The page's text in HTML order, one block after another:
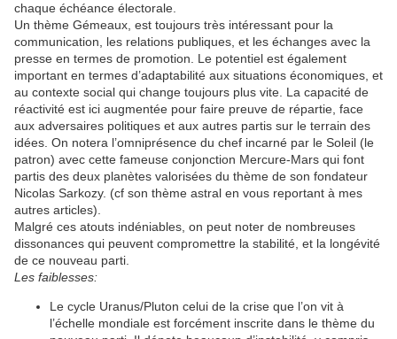
chaque échéance électorale.
Un thème Gémeaux, est toujours très intéressant pour la
communication, les relations publiques, et les échanges avec la
presse en termes de promotion. Le potentiel est également
important en termes d’adaptabilité aux situations économiques, et
au contexte social qui change toujours plus vite. La capacité de
réactivité est ici augmentée pour faire preuve de répartie, face
aux adversaires politiques et aux autres partis sur le terrain des
idées. On notera l’omniprésence du chef incarné par le Soleil (le
patron) avec cette fameuse conjonction Mercure-Mars qui font
partis des deux planètes valorisées du thème de son fondateur
Nicolas Sarkozy. (cf son thème astral en vous reportant à mes
autres articles).
Malgré ces atouts indéniables, on peut noter de nombreuses
dissonances qui peuvent compromettre la stabilité, et la longévité
de ce nouveau parti.
Les faiblesses:
Le cycle Uranus/Pluton celui de la crise que l’on vit à
l’échelle mondiale est forcément inscrite dans le thème du